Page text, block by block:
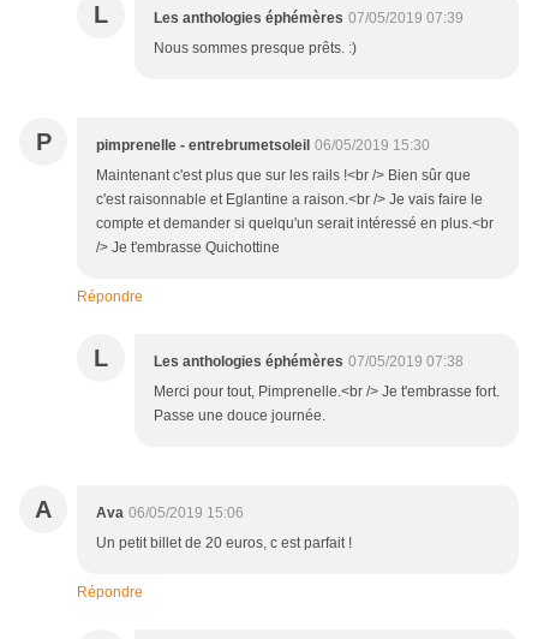
L Les anthologies éphémères 07/05/2019 07:39
Nous sommes presque prêts. :)
P pimprenelle - entrebrumetsoleil 06/05/2019 15:30
Maintenant c'est plus que sur les rails !<br /> Bien sûr que
c'est raisonnable et Eglantine a raison.<br /> Je vais faire le
compte et demander si quelqu'un serait intéressé en plus.<br
/> Je t'embrasse Quichottine
Répondre
L Les anthologies éphémères 07/05/2019 07:38
Merci pour tout, Pimprenelle.<br /> Je t'embrasse fort.
Passe une douce journée.
A Ava 06/05/2019 15:06
Un petit billet de 20 euros, c est parfait !
Répondre